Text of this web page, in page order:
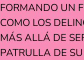
FORMANDO UN
COMO LOS
MÁS ALLÁ DE
PATRULLA DE